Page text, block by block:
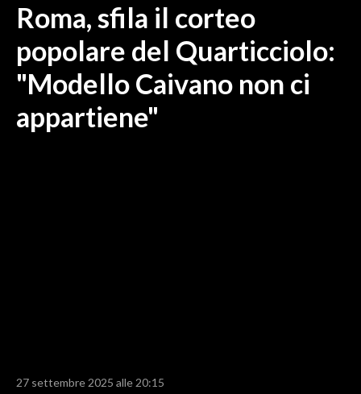
ITALIA
MONDO
POLITICA
CALCIO
Roma, sfila il corteo
popolare del Quarticciolo:
"Modello Caivano non ci
appartiene"
27 settembre 2025 alle 20:15